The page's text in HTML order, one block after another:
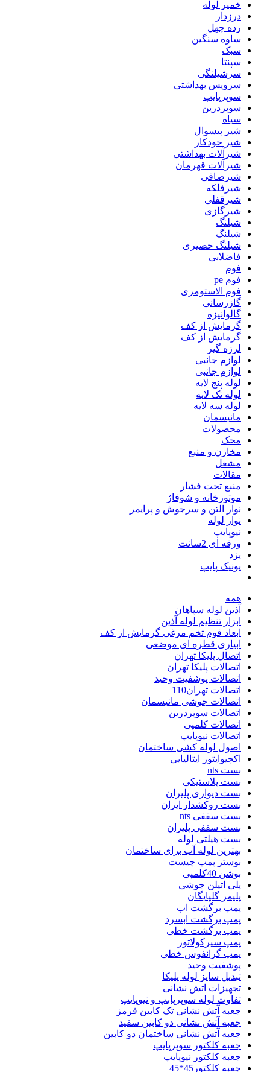
خمیر لوله
درزدار
رده چهل
ساوه سنگین
سبک
سپنتا
سرشیلنگی
سرویس بهداشتی
سوپرپایپ
سوپردرین
سیاه
شیر پیسوال
شیر خودکار
شیرآلات بهداشتی
شیرآلات قهرمان
شیرصافی
شیرفلکه
شیرقفلی
شیرگازی
شیلنگ
شیلنگ
شیلنگ حصیری
فاضلابی
فوم
فوم pe
فوم الاستومری
گازرسانی
گالوانیزه
گرمایش از کف
گرمایش از کف
لرزه گیر
لوازم جانبی
لوازم جانبی
لوله پنج لایه
لوله تک لایه
لوله سه لایه
مانیسمان
محصولات
محک
مخازن و منبع
مشعل
مقالات
منبع تحت فشار
موتورخانه و شوفاژ
نوار التن و سرجوش و پرایمر
نوار لوله
نیوپایپ
ورقه ای 2سانت
یزد
یونیک پایپ
همه
آذین لوله سپاهان
ابزار تنظیم لوله آذین
ابعاد فوم تخم مرغی گرمایش از کف
ابیاری قطره ای موضعی
اتصال پلیکا تهران
اتصالات پلیکا تهران
اتصالات پوشفیت وحید
اتصالات تهران110
اتصالات جوشی مانیسمان
اتصالات سوپردرین
اتصالات کلمپی
اتصالات نیوپایپ
اصول لوله کشی ساختمان
اکچیوایتور ایتالیایی
بست nts
بست پلاستیکی
بست دیواری پلیران
بست روکشدار ایران
بست سقفی nts
بست سقفی پلیران
بست هیلتی لوله
بهترین لوله آب برای ساختمان
بوستر پمپ چیست
بوشن 40کلمپی
پلی اتیلن جوشی
پلیمر گلپایگان
پمپ برگشت اب
پمپ برگشت ابسرد
پمپ برگشت خطی
پمپ سیرکولاتور
پمپ گرانفوس خطی
پوشفیت وحید
تبدیل سایز لوله پلیکا
تجهیزات اتش نشانی
تفاوت لوله سوپرپابپ و نیوپایپ
جعبه آتش نشانی تک کابین قرمز
جعبه آتش نشانی دو کابین سفید
جعبه آتش نشانی ساختمان دو کابین
جعبه کلکتور سوپرپایپ
جعبه کلکتور نیوپایپ
جعبه کلکتور45*45